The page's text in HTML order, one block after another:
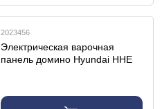
2023456
Электрическая варочная
панель домино Hyundai HHE